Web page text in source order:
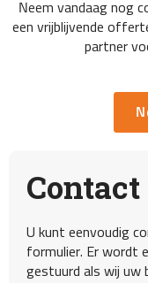
Neem vandaag nog
een vrijblijvende
partner
U kunt eenvoudig
formulier. Er wordt
gestuurd als wij uw